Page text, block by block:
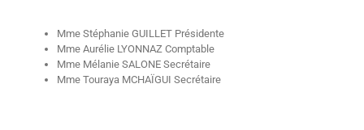
Mme Stéphanie GUILLET Présidente
Mme Aurélie LYONNAZ Comptable
Mme Mélanie SALONE Secrétaire
Mme Touraya MCHAÏGUI Secrétaire